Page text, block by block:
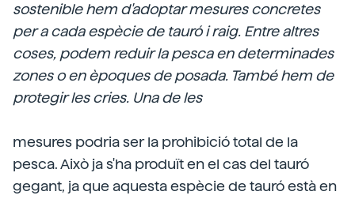
sostenible hem d'adoptar mesures concretes
per a cada espècie de tauró i raig. Entre altres
coses, podem reduir la pesca en determinades
zones o en èpoques de posada. També hem de
protegir les cries. Una de les
mesures podria ser la prohibició total de la
pesca. Això ja s'ha produït en el cas del tauró
gegant, ja que aquesta espècie de tauró està en